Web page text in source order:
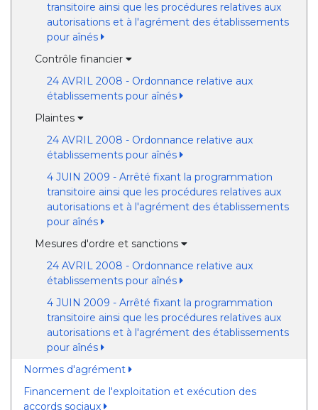
transitoire ainsi que les procédures relatives aux
autorisations et à l'agrément des établissements
pour aînés
Contrôle financier
24 AVRIL 2008 - Ordonnance relative aux
établissements pour aînés
Plaintes
24 AVRIL 2008 - Ordonnance relative aux
établissements pour aînés
4 JUIN 2009 - Arrêté fixant la programmation
transitoire ainsi que les procédures relatives aux
autorisations et à l'agrément des établissements
pour aînés
Mesures d'ordre et sanctions
24 AVRIL 2008 - Ordonnance relative aux
établissements pour aînés
4 JUIN 2009 - Arrêté fixant la programmation
transitoire ainsi que les procédures relatives aux
autorisations et à l'agrément des établissements
pour aînés
Normes d'agrément
Financement de l'exploitation et exécution des
accords sociaux